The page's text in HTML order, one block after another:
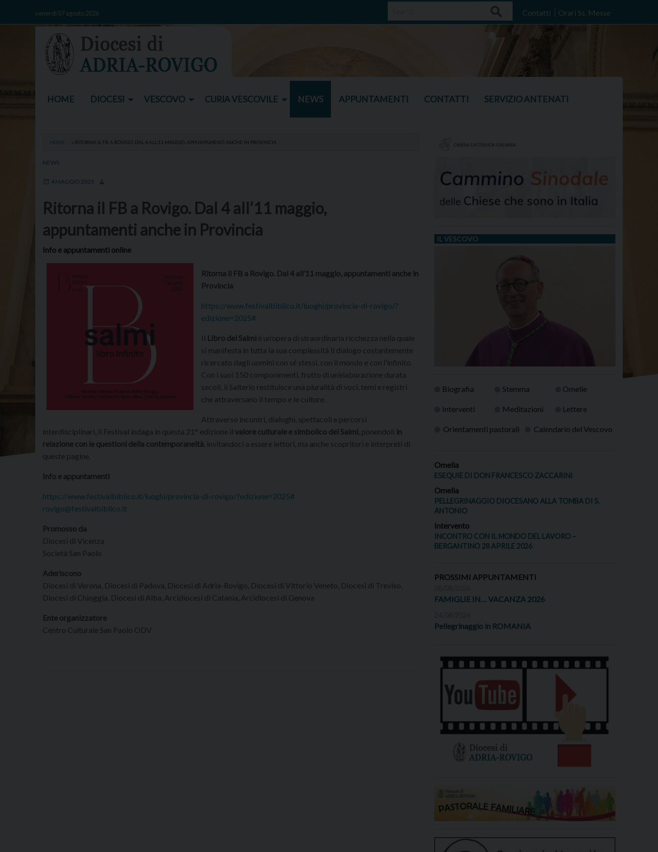
venerdì 07 agosto 2026 Contatti Orari Ss. Messe
HOME DIOCESI VESCOVO CURIA VESCOVILE NEWS APPUNTAMENTI CONTATTI SERVIZIO ANTENATI
HOME » RITORNA IL FB A ROVIGO. DAL 4 ALL’11 MAGGIO, APPUNTAMENTI ANCHE IN PROVINCIA
NEWS
4 MAGGIO 2025
Ritorna il FB a Rovigo. Dal 4 all’11 maggio,
appuntamenti anche in Provincia
Info e appuntamenti online
Ritorna il FB a Rovigo. Dal 4 all’11 maggio, appuntamenti anche in
Provincia
https://www.festivalbiblico.it/luoghi/provincia-di-rovigo/?
edizione=2025#
Il Libro dei Salmi è un’opera di straordinaria ricchezza nella quale
si manifesta in tutta la sua complessità il dialogo costantemente
ricercato dagli uomini con sé stessi, con il mondo e con l’infinito.
Con i suoi 150 componimenti, frutto di un’elaborazione durata
secoli, il Salterio restituisce una pluralità di voci, temi e registri
che attraversano il tempo e le culture.
Attraverso incontri, dialoghi, spettacoli e percorsi
interdisciplinari, il Festival indaga in questa 21° edizione il valore culturale e simbolico dei Salmi , ponendoli in
relazione con le questioni della contemporaneità , invitandoci a essere lettori, ma anche scopritori e interpreti di
queste pagine.
Info e appuntamenti
https://www.festivalbiblico.it/luoghi/provincia-di-rovigo/?edizione=2025#
rovigo@festivalbiblico.it
Promosso da
Diocesi di Vicenza
Società San Paolo
Aderiscono
Diocesi di Verona, Diocesi di Padova, Diocesi di Adria-Rovigo, Diocesi di Vittorio Veneto, Diocesi di Treviso,
Diocesi di Chioggia, Diocesi di Alba, Arcidiocesi di Catania, Arcidiocesi di Genova
Ente organizzatore
Centro Culturale San Paolo ODV
IL VESCOVO
Biografia Stemma Omelie
Interventi Meditazioni Lettere
Orientamenti pastorali Calendario del Vescovo
Omelia
ESEQUIE DI DON FRANCESCO ZACCARINI
Omelia
PELLEGRINAGGIO DIOCESANO ALLA TOMBA DI S.
ANTONIO
Intervento
INCONTRO CON IL MONDO DEL LAVORO –
BERGANTINO 28 APRILE 2026
PROSSIMI APPUNTAMENTI
FAMIGLIE IN… VACANZA 2026
Pellegrinaggio in ROMANIA